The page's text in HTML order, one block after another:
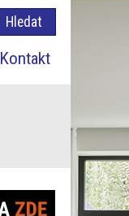
Kontakt